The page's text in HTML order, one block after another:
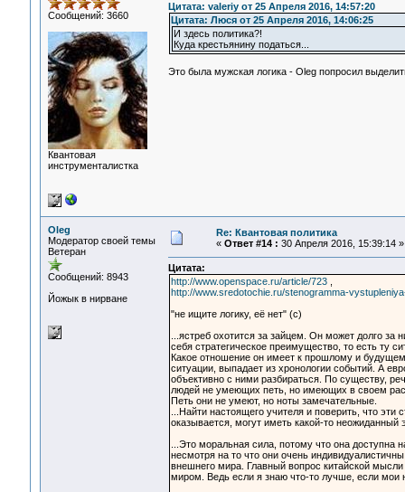
Сообщений: 3660
Квантовая
инструменталистка
Цитата: valeriy от 25 Апреля 2016, 14:57:20
Цитата: Люся от 25 Апреля 2016, 14:06:25
И здесь политика?!
Куда крестьянину податься...
Это была мужская логика - Oleg попросил
Oleg
Модератор своей темы
Ветеран
Сообщений: 8943
Йожык в нирване
Re: Квантовая политика
« Ответ #14 : 30 Апреля 2016, 15:39:14 »
Цитата:
http://www.openspace.ru/article/723,
http://www.sredotochie.ru/stenogramma-
"не ищите логику, её нет" (с)
...ястреб охотится за зайцем. Он может долго за
себя стратегическое преимущество, то есть ту
Какое отношение он имеет к прошлому и
ситуации, выпадает из хронологии событий. А
объективно с ними разбираться. По существу,
людей не умеющих петь, но имеющих в своем
Петь они не умеют, но ноты замечательные.
...Найти настоящего учителя и поверить, что
оказывается, могут иметь какой-то неожиданный
...Это моральная сила, потому что она
несмотря на то что они очень
внешнего мира. Главный вопрос китайской
миром. Ведь если я знаю что-то лучше, если мои